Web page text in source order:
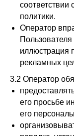
политики.
Оператор
иллюстрация
рекламных
3.2 Оператор
его просьбе
его